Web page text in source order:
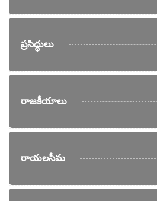
ప్రసిద్ధులు
రాజకీయాలు
రాయలసీమ